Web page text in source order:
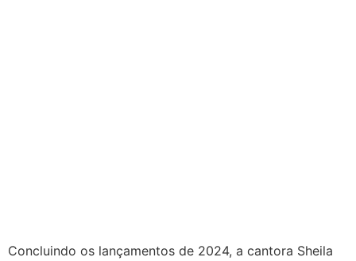
Concluindo os lançamentos de 2024, a cantora Sheila